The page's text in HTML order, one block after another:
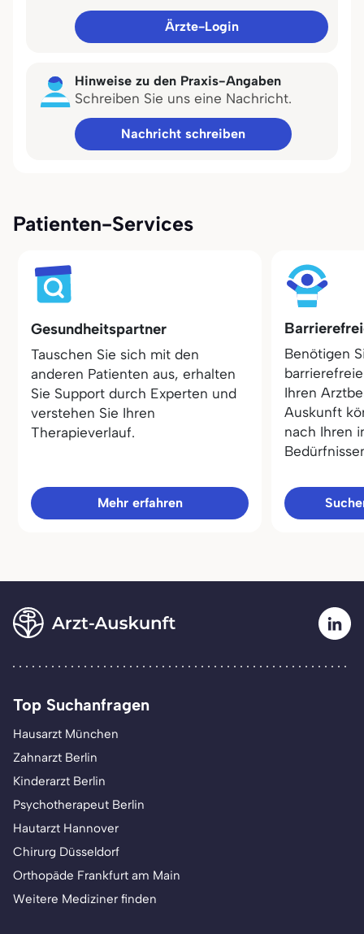
Ärzte-Login
Hinweise zu den Praxis-Angaben
Schreiben Sie uns eine Nachricht.
Nachricht schreiben
Patienten-Services
Gesundheitspartner
Tauschen Sie sich mit den
anderen Patienten aus, erhalten
Sie Support durch Experten und
verstehen Sie Ihren
Therapieverlauf.
Mehr erfahren
Benötigen
Ihren
Auskunft
nach Ihren
Top Suchanfragen
Hausarzt München
Zahnarzt Berlin
Kinderarzt Berlin
Psychotherapeut Berlin
Hautarzt Hannover
Chirurg Düsseldorf
Orthopäde Frankfurt am Main
Weitere Mediziner finden